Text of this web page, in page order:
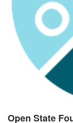
Open State